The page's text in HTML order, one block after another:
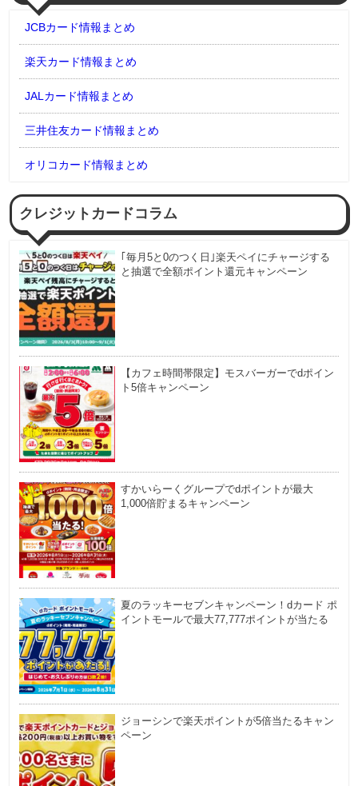
JCBカード情報まとめ
楽天カード情報まとめ
JALカード情報まとめ
三井住友カード情報まとめ
オリコカード情報まとめ
クレジットカードコラム
｢毎月5と0のつく日｣楽天ペイにチャージする
と抽選で全額ポイント還元キャンペーン
【カフェ時間帯限定】モスバーガーでdポイン
ト5倍キャンペーン
すかいらーくグループでdポイントが最大
1,000倍貯まるキャンペーン
夏のラッキーセブンキャンペーン！dカード ポ
イントモールで最大77,777ポイントが当たる
ジョーシンで楽天ポイントが5倍当たるキャン
ペーン